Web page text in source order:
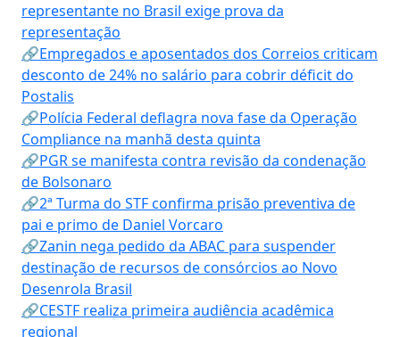
representante no Brasil exige prova da
representação
🔗Empregados e aposentados dos Correios criticam
desconto de 24% no salário para cobrir déficit do
Postalis
🔗Polícia Federal deflagra nova fase da Operação
Compliance na manhã desta quinta
🔗PGR se manifesta contra revisão da condenação
de Bolsonaro
🔗2ª Turma do STF confirma prisão preventiva de
pai e primo de Daniel Vorcaro
🔗Zanin nega pedido da ABAC para suspender
destinação de recursos de consórcios ao Novo
Desenrola Brasil
🔗CESTF realiza primeira audiência acadêmica
regional